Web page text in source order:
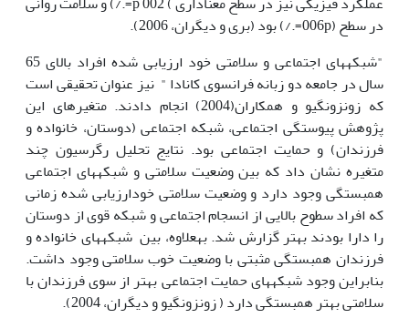
در سطح (006p=./) بود (بری و دیگران، 2006).
"شبکه­های اجتماعی و سلامتی خود ارزیابی شده افراد بالای 65
سال در جامعه دو زبانه فرانسوی کانادا " نیز عنوان تحقیقی است
که زونزونگیو و همکاران(2004) انجام دادند. متغیرهای این
پژوهش پیوستگی اجتماعی، شبکه اجتماعی (دوستان، خانواده و
فرزندان) و حمایت اجتماعی بود. نتایج تحلیل رگرسیون چند
متغیره نشان داد که بین وضعیت سلامتی و شبکه­های اجتماعی
هم­بستگی وجود دارد و وضعیت سلامتی خودارزیابی شده زمانی
که افراد سطوح بالایی از انسجام اجتماعی و شبکه قوی از دوستان
را دارا بودند بهتر گزارش شد. به­علاوه، بین شبکه­های خانواده و
فرزندان همبستگی مثبتی با وضعیت خوب سلامتی وجود داشت.
بنابراین وجود شبکه­های حمایت اجتماعی بهتر از سوی فرزندان با
سلامتی بهتر همبستگی دارد ( زونزونگیو و دیگران، 2004).